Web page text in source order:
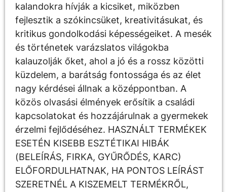
kalandokra hívják a kicsiket, miközben
fejlesztik a szókincsüket, kreativitásukat, és
kritikus gondolkodási képességeiket. A mesék
és történetek varázslatos világokba
kalauzolják őket, ahol a jó és a rossz közötti
küzdelem, a barátság fontossága és az élet
nagy kérdései állnak a középpontban. A
közös olvasási élmények erősítik a családi
kapcsolatokat és hozzájárulnak a gyermekek
érzelmi fejlődéséhez. HASZNÁLT TERMÉKEK
ESETÉN KISEBB ESZTÉTIKAI HIBÁK
(BELEÍRÁS, FIRKA, GYŰRŐDÉS, KARC)
ELŐFORDULHATNAK, HA PONTOS LEÍRÁST
SZERETNÉL A KISZEMELT TERMÉKRŐL,